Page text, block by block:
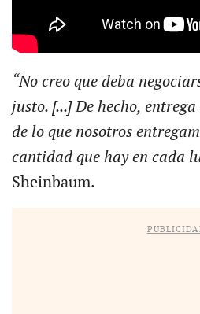
“No creo que deba
justo. [...] De hecho,
de lo que nosotros
cantidad que hay en cada
Sheinbaum.